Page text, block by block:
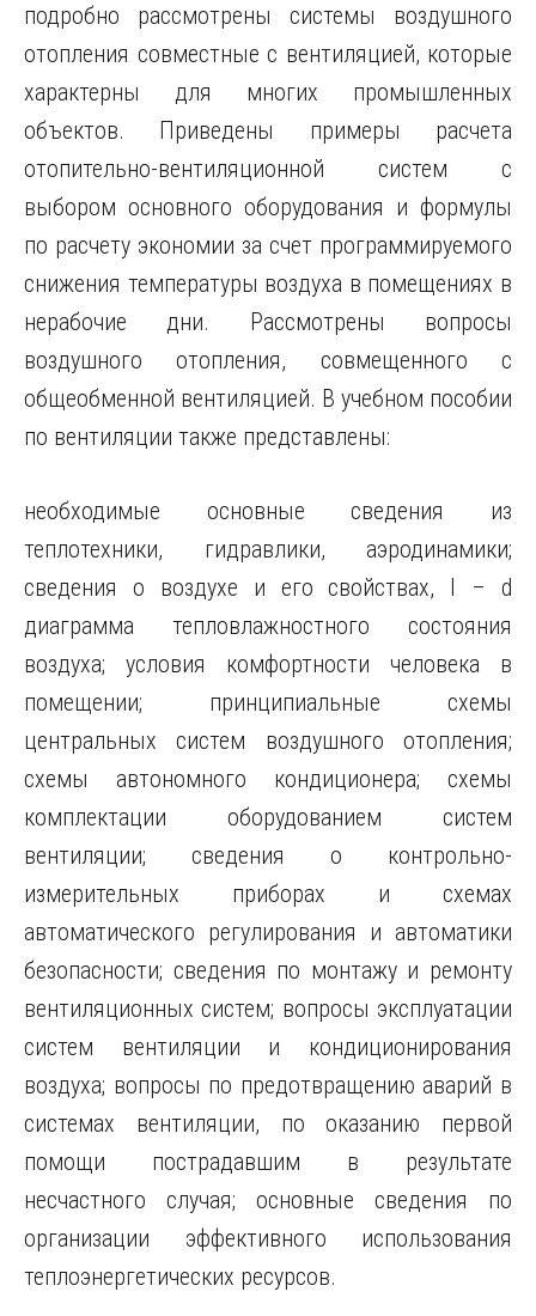
подробно рассмотрены системы воздушного
отопления совместные с вентиляцией, которые
характерны для многих промышленных
объектов. Приведены примеры расчета
отопительно-вентиляционной систем с
выбором основного оборудования и формулы
по расчету экономии за счет программируемого
снижения температуры воздуха в помещениях в
нерабочие дни. Рассмотрены вопросы
воздушного отопления, совмещенного с
общеобменной вентиляцией. В учебном пособии
по вентиляции также представлены:
необходимые основные сведения из
теплотехники, гидравлики, аэродинамики;
сведения о воздухе и его свойствах, I – d
диаграмма тепловлажностного состояния
воздуха; условия комфортности человека в
помещении; принципиальные схемы
центральных систем воздушного отопления;
схемы автономного кондиционера; схемы
комплектации оборудованием систем
вентиляции; сведения о контрольно-
измерительных приборах и схемах
автоматического регулирования и автоматики
безопасности; сведения по монтажу и ремонту
вентиляционных систем; вопросы эксплуатации
систем вентиляции и кондиционирования
воздуха; вопросы по предотвращению аварий в
системах вентиляции, по оказанию первой
помощи пострадавшим в результате
несчастного случая; основные сведения по
организации эффективного использования
теплоэнергетических ресурсов.